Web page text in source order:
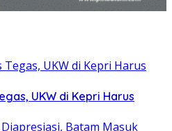
UKW di Kepri Harus